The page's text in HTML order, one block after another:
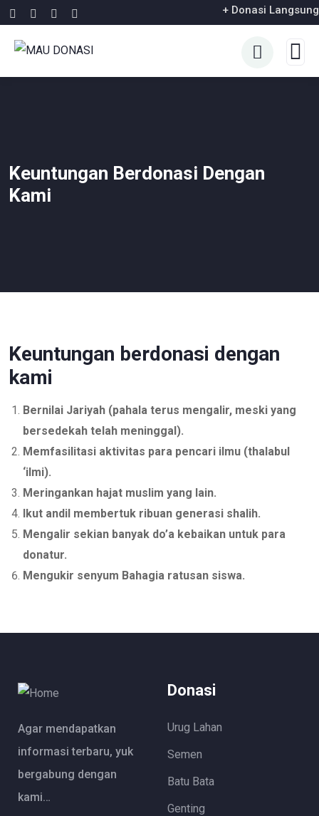
+ Donasi Langsung
Keuntungan Berdonasi Dengan
Kami
Keuntungan berdonasi dengan
kami
Bernilai Jariyah (pahala terus mengalir, meski yang
bersedekah telah meninggal).
Memfasilitasi aktivitas para pencari ilmu (thalabul
‘ilmi).
Meringankan hajat muslim yang lain.
Ikut andil membertuk ribuan generasi shalih.
Mengalir sekian banyak do’a kebaikan untuk para
donatur.
Mengukir senyum Bahagia ratusan siswa.
Agar mendapatkan
informasi terbaru, yuk
bergabung dengan
kami…
Donasi
Urug Lahan
Semen
Batu Bata
Genting